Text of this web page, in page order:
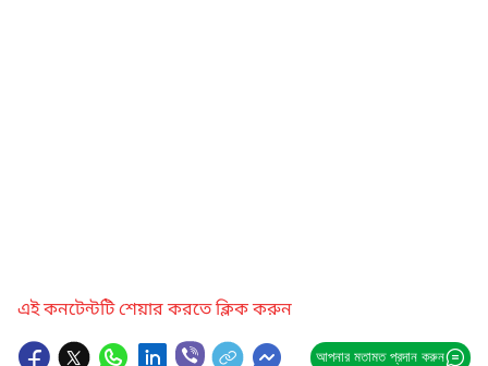
এই কনটেন্টটি শেয়ার করতে ক্লিক করুন
আপনার মতামত প্রদান করুন